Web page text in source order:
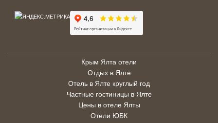
Крым Ялта отели
Отдых в Ялте
Отель в Ялте круглый год
Частные гостиницы в Ялте
Цены в отеле Ялты
Отели ЮБК